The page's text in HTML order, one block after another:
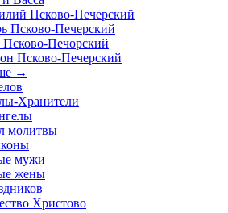
Псково-Печерский
Псково-Печерский
Печорский
Псково-Печерский
→
Хранители
молитвы
мужи
жены
Христово